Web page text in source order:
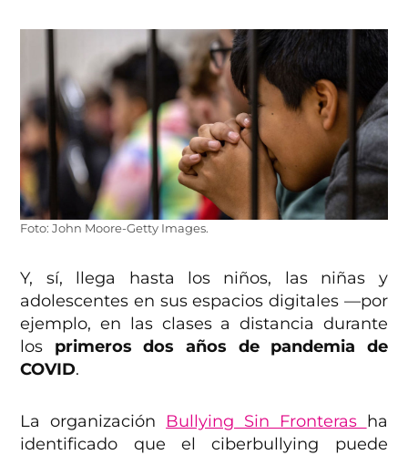
Foto: John Moore-Getty Images.
Y, sí, llega hasta los niños, las niñas y
adolescentes en sus espacios digitales —por
ejemplo, en las clases a distancia durante
los primeros dos años de pandemia de
COVID.
La organización Bullying Sin Fronteras ha
identificado que el ciberbullying puede